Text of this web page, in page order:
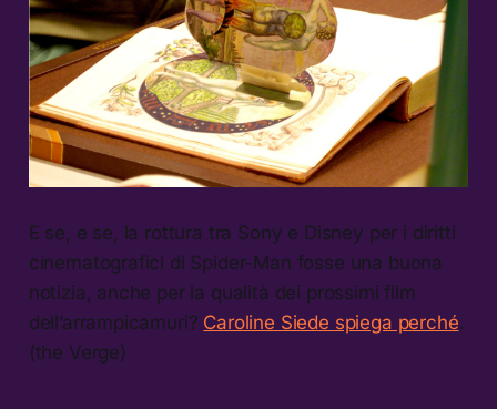
E se, e se, la rottura tra Sony e Disney per i diritti
cinematografici di Spider-Man fosse una buona
notizia, anche per la qualità dei prossimi film
dell’arrampicamuri? Caroline Siede spiega perché.
(the Verge)